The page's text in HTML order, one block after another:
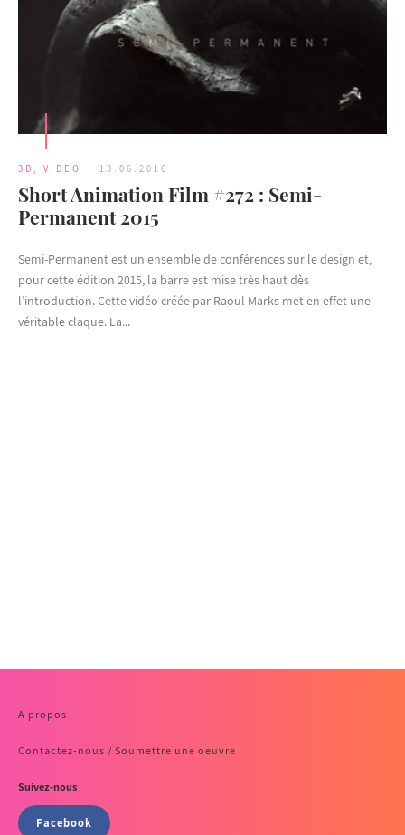
3D , VIDEO 13.06.2016
Short Animation Film #272 : Semi-
Permanent 2015
Semi-Permanent est un ensemble de conférences sur le design et,
pour cette édition 2015, la barre est mise très haut dès
l’introduction. Cette vidéo créée par Raoul Marks met en effet une
véritable claque. La...
A propos
Contactez-nous / Soumettre une oeuvre
Suivez-nous
Facebook